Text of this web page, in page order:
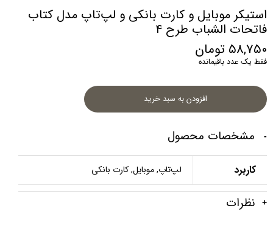
استیکر موبایل و کارت بانکی و لپ‌تاپ مدل کتاب
فاتحات الشباب طرح ۴
۵۸,۷۵۰ تومان
فقط یک عدد باقیمانده
افزودن به سبد خرید
مشخصات محصول
کاربرد لپ‌تاپ, موبایل, کارت بانکی
نظرات